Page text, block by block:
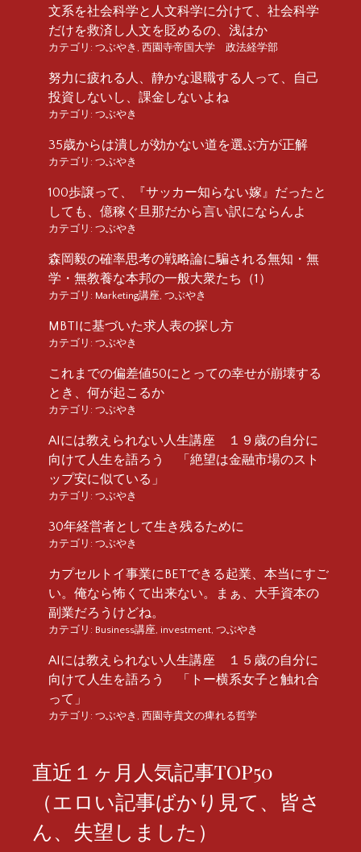
文系を社会科学と人文科学に分けて、社会科学
だけを救済し人文を貶めるの、浅はか
カテゴリ: つぶやき , 西園寺帝国大学 政法経学部
努力に疲れる人、静かな退職する人って、自己
投資しないし、課金しないよね
カテゴリ: つぶやき
35歳からは潰しが効かない道を選ぶ方が正解
カテゴリ: つぶやき
100歩譲って、『サッカー知らない嫁』だったと
しても、億稼ぐ旦那だから言い訳にならんよ
カテゴリ: つぶやき
森岡毅の確率思考の戦略論に騙される無知・無
学・無教養な本邦の一般大衆たち（1）
カテゴリ: Marketing講座, つぶやき
MBTIに基づいた求人表の探し方
カテゴリ: つぶやき
これまでの偏差値50にとっての幸せが崩壊する
とき、何が起こるか
カテゴリ: つぶやき
AIには教えられない人生講座 １９歳の自分に
向けて人生を語ろう 「絶望は金融市場のスト
ップ安に似ている」
カテゴリ: つぶやき
30年経営者として生き残るために
カテゴリ: つぶやき
カプセルトイ事業にBETできる起業、本当にすご
い。俺なら怖くて出来ない。まぁ、大手資本の
副業だろうけどね。
カテゴリ: Business講座, investment, つぶやき
AIには教えられない人生講座 １５歳の自分に
向けて人生を語ろう 「トー横系女子と触れ合
って」
カテゴリ: つぶやき , 西園寺貴文の痺れる哲学
直近１ヶ月人気記事TOP50
（エロい記事ばかり見て、皆さ
ん、失望しました）